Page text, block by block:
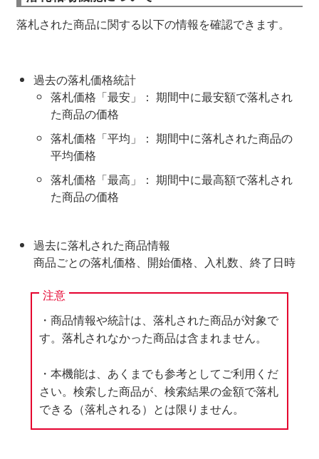
落札された商品に関する以下の情報を確認できます。
過去の落札価格統計
落札価格「最安」： 期間中に最安額で落札され
た商品の価格
落札価格「平均」： 期間中に落札された商品の
平均価格
落札価格「最高」： 期間中に最高額で落札され
た商品の価格
過去に落札された商品情報
商品ごとの落札価格、開始価格、入札数、終了日時
注意
・商品情報や統計は、落札された商品が対象で
す。落札されなかった商品は含まれません。
・本機能は、あくまでも参考としてご利用くだ
さい。検索した商品が、検索結果の金額で落札
できる（落札される）とは限りません。